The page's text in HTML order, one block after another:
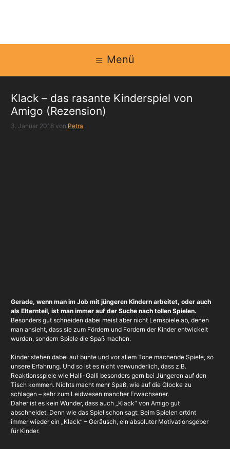
Menü
Klack – das rasante Kinderspiel von
Amigo (Rezension)
3. Januar 2018 von Petra
Gerade, wenn man im Job mit jüngeren Kindern arbeitet, oder auch
als Elternteil, ist man immer auf der Suche nach tollen Spielen.
Besonders gut schneiden dabei meist aber nicht Lernspiele ab, denen
man ansieht, dass sie zum Fördern und Fordern der Kinder entwickelt
wurden, sondern Spiele die Spaß machen.
Kinder stehen dabei auf bunte und vor allem Töne machende Spiele, so
unsere Erfahrung. Und so ist es nicht verwunderlich, dass z.B.
Reaktionsspiele wie Halli-Galli besonders gern bei Jüngeren auf den
Tisch kommen. Nichts macht mehr Spaß, wie auf die Glocke zu
schlagen – sehr zum Leidwesen mancher Erwachsener.
Daher ist es kein Wunder, dass auch „Klack“ von Amigo gut
abschneidet. Denn wie das Spiel schon sagt: Beim Spielen ertönt
immer wieder ein „Klack“ – Geräusch, ein absoluter Motivationsgeber
für Kinder.